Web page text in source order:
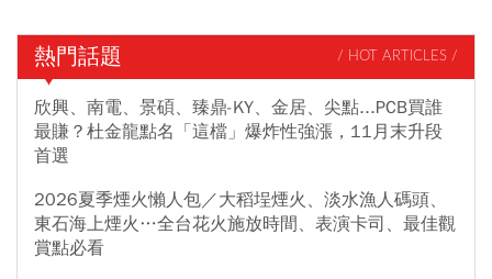
熱門話題 / HOT ARTICLES /
欣興、南電、景碩、臻鼎-KY、金居、尖點...PCB買誰
最賺？杜金龍點名「這檔」爆炸性強漲，11月末升段
首選
2026夏季煙火懶人包／大稻埕煙火、淡水漁人碼頭、
東石海上煙火…全台花火施放時間、表演卡司、最佳觀
賞點必看